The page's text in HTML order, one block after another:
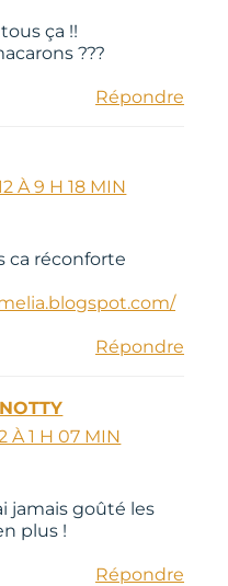
ça !!
???
Répondre
À 9 H 18 MIN
ca réconforte
Répondre
À 1 H 07 MIN
jamais goûté les
plus !
Répondre